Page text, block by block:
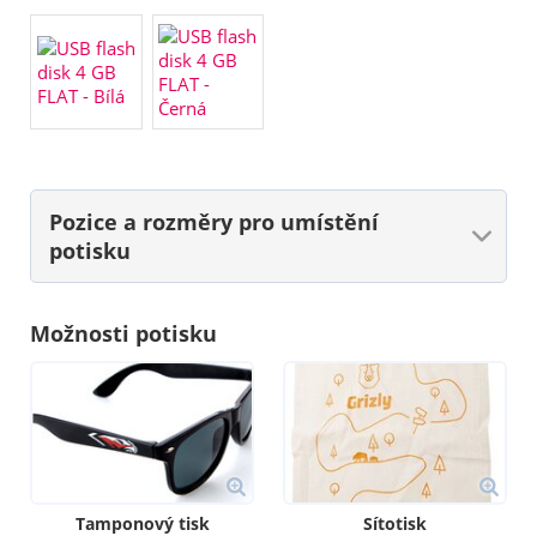
Pozice a rozměry pro umístění
potisku
Možnosti potisku
Tamponový tisk Sítotisk